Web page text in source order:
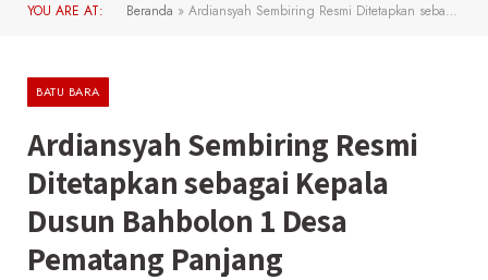
YOU ARE AT: Beranda » Ardiansyah Sembiring Resmi Ditetapkan sebagai Kepala Dusun Bahbolon 1 Desa Pematang Panjang
BATU BARA
Ardiansyah Sembiring Resmi
Ditetapkan sebagai Kepala
Dusun Bahbolon 1 Desa
Pematang Panjang